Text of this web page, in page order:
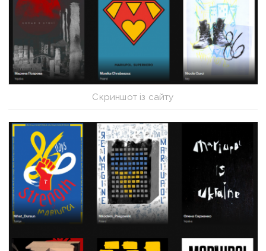
Скриншот із сайту